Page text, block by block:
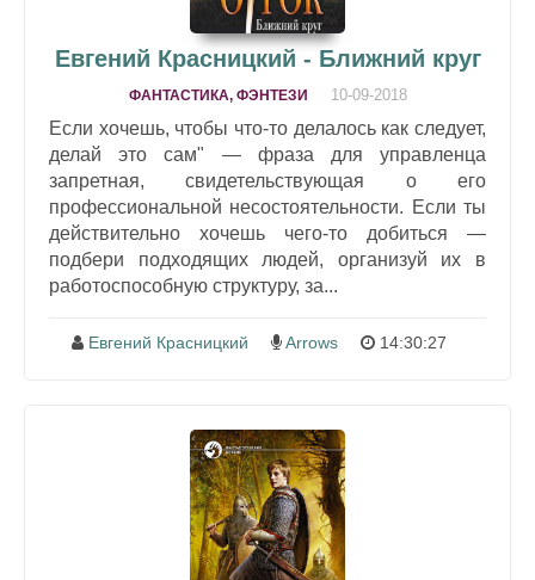
Евгений Красницкий - Ближний круг
ФАНТАСТИКА, ФЭНТЕЗИ 10-09-2018
Если хочешь, чтобы что-то делалось как следует,
делай это сам" — фраза для управленца
запретная, свидетельствующая о его
профессиональной несостоятельности. Если ты
действительно хочешь чего-то добиться —
подбери подходящих людей, организуй их в
работоспособную структуру, за...
Евгений Красницкий Arrows 14:30:27